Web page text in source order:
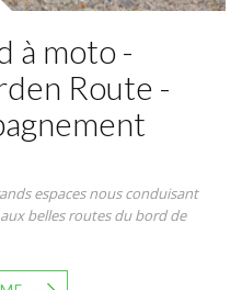
à moto -
Route -
espaces nous conduisant
belles routes du bord de